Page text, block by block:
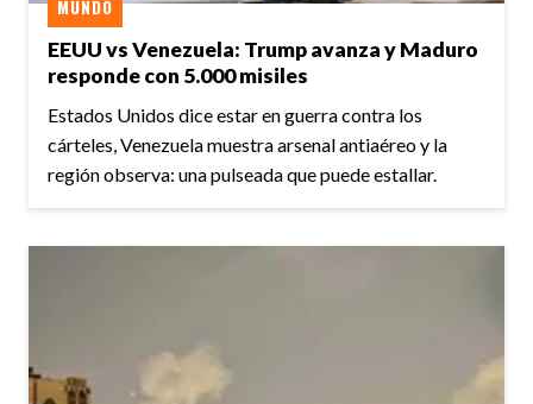
EEUU vs Venezuela: Trump avanza y Maduro
responde con 5.000 misiles
MUNDO
Estados Unidos dice estar en guerra contra los
cárteles, Venezuela muestra arsenal antiaéreo y la
región observa: una pulseada que puede estallar.